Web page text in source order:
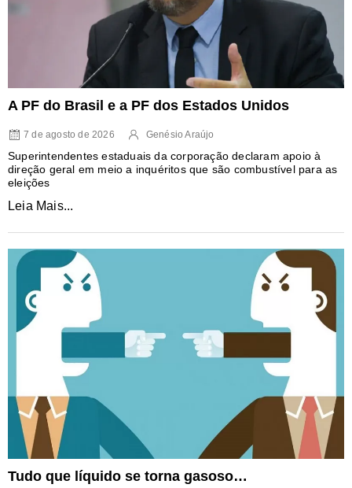
A PF do Brasil e a PF dos Estados Unidos
7 de agosto de 2026 Genésio Araújo
Superintendentes estaduais da corporação declaram apoio à
direção geral em meio a inquéritos que são combustível para as
eleições
Leia Mais...
Tudo que líquido se torna gasoso…